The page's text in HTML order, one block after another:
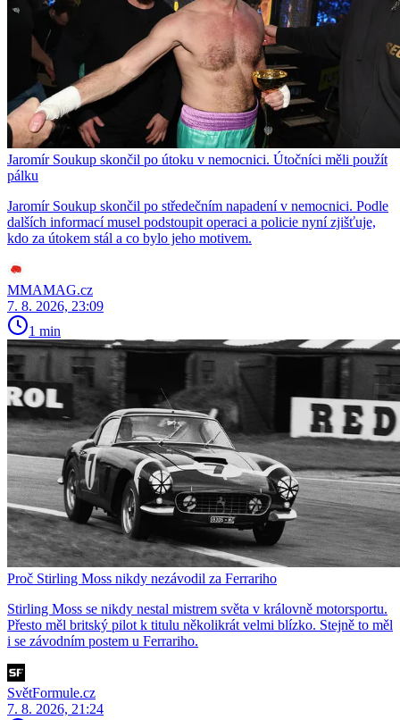
Jaromír Soukup skončil po útoku v nemocnici. Útočníci měli použít
pálku
Jaromír Soukup skončil po středečním napadení v nemocnici. Podle
dalších informací musel podstoupit operaci a policie nyní zjišťuje,
kdo za útokem stál a co bylo jeho motivem.
MMAMAG.cz
7. 8. 2026, 23:09
1 min
Proč Stirling Moss nikdy nezávodil za Ferrariho
Stirling Moss se nikdy nestal mistrem světa v královně motorsportu.
Přesto měl britský pilot k titulu několikrát velmi blízko. Stejně to měl
i se závodním postem u Ferrariho.
SvětFormule.cz
7. 8. 2026, 21:24